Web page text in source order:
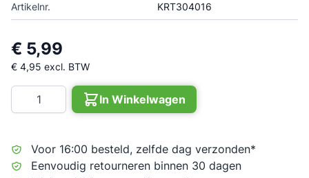
Artikelnr. KRT304016
€ 5,99
€ 4,95 excl. BTW
Aantal
In Winkelwagen
Voor 16:00 besteld, zelfde dag verzonden*
Eenvoudig retourneren binnen 30 dagen